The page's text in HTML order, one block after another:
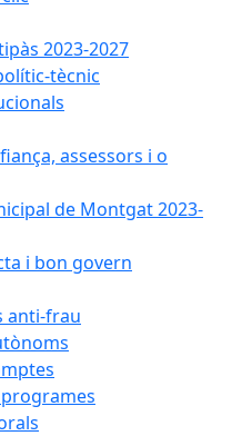
2023-2027
tècnic
assessors i o
de Montgat 2023-
i bon govern
anti-frau